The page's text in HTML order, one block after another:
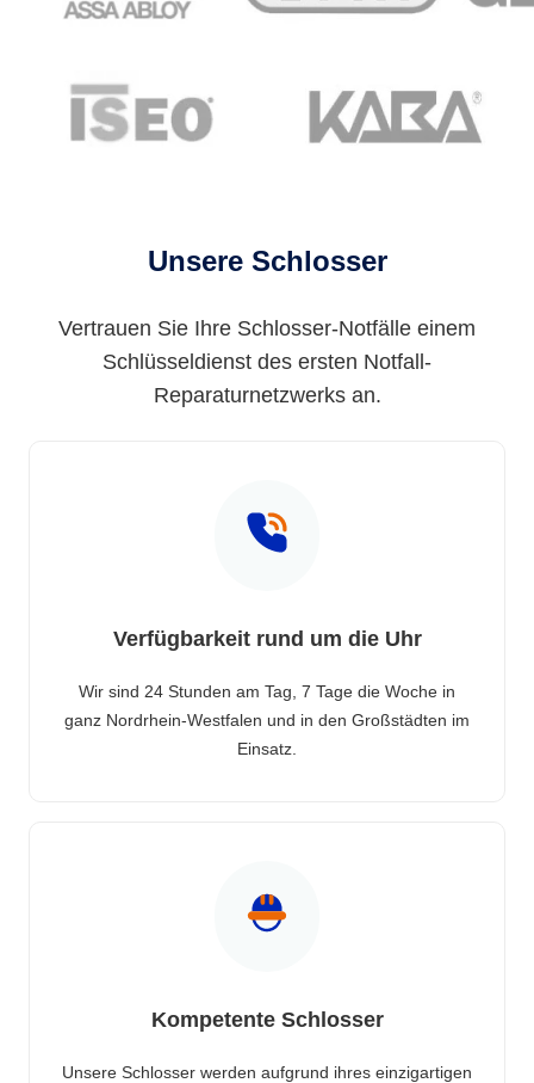
Unsere Schlosser
Vertrauen Sie Ihre Schlosser-Notfälle einem
Schlüsseldienst des ersten Notfall-
Reparaturnetzwerks an.
Verfügbarkeit rund um die Uhr
Wir sind 24 Stunden am Tag, 7 Tage die Woche in
ganz Nordrhein-Westfalen und in den Großstädten im
Einsatz.
Kompetente Schlosser
Unsere Schlosser werden aufgrund ihres einzigartigen